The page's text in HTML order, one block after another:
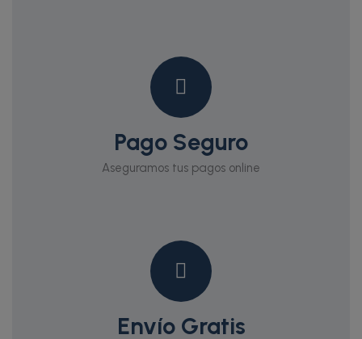
Pago Seguro
Aseguramos tus pagos online
Envío Gratis